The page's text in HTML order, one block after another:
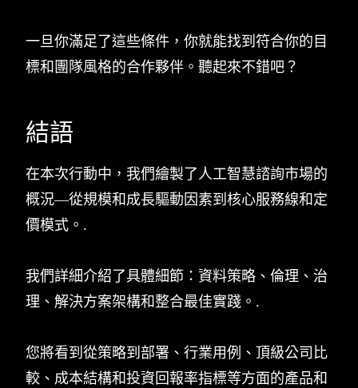
一旦你滿足了這些條件，你就能找到符合你的目
標和團隊風格的合作夥伴。聽起來不錯吧？
結語
在本次行動中，我們繪製了人工智慧諮詢市場的
概況—從規模和成長驅動因素到核心服務線和定
價模式。.
我們詳細介紹了具體細節：資料策略、倫理、治
理、解決方案架構和整合最佳實踐。.
您將看到從策略到部署、行業用例、頂級公司比
較、成本結構和投資回報率指標等方面的產品和